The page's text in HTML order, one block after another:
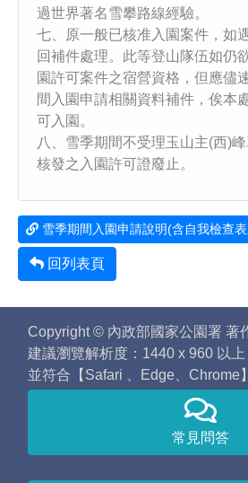
過世界著名雪攀路線經驗。
七、原一般已核准入園案件，如
回補件處理。此等登山隊伍如仍
園許可案件之宿營資格，但應儘
間入園申請相關資料補件，俟本
可入園。
八、雪季期間不受理玉山主(西)
核發之入園許可證廢止。
雪季期間入園申請說明(含自我檢查
回列表頁
Copyright © 內政部國家公園署 著
建議瀏覽解析度：1440 x 960 以上
並符合【Safari 、Edge、Chrome】
常見問答